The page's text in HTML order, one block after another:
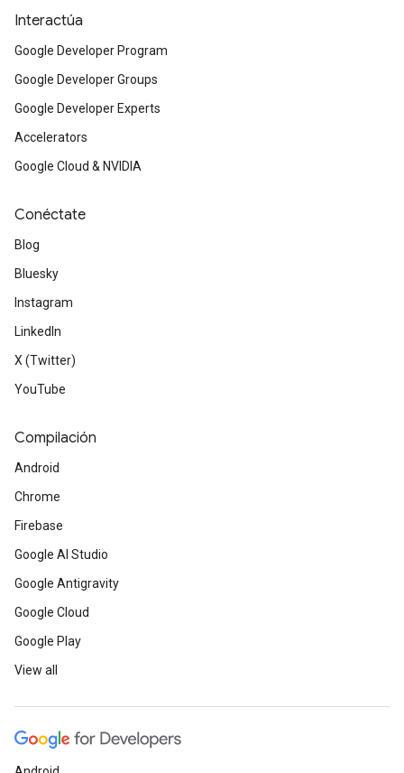
Interactúa
Google Developer Program
Google Developer Groups
Google Developer Experts
Accelerators
Google Cloud & NVIDIA
Conéctate
Blog
Bluesky
Instagram
LinkedIn
X (Twitter)
YouTube
Compilación
Android
Chrome
Firebase
Google AI Studio
Google Antigravity
Google Cloud
Google Play
View all